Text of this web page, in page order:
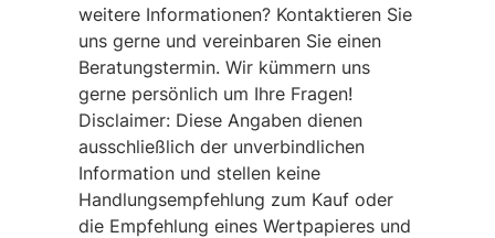
weitere Informationen? Kontaktieren Sie
uns gerne und vereinbaren Sie einen
Beratungstermin. Wir kümmern uns
gerne persönlich um Ihre Fragen!
Disclaimer: Diese Angaben dienen
ausschließlich der unverbindlichen
Information und stellen keine
Handlungsempfehlung zum Kauf oder
die Empfehlung eines Wertpapieres und